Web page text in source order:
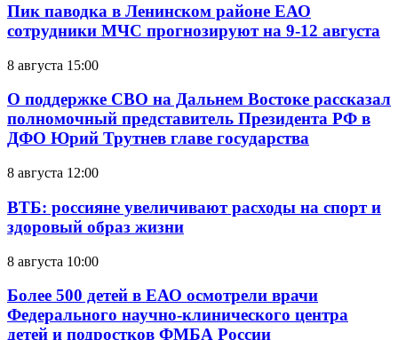
Пик паводка в Ленинском районе ЕАО
сотрудники МЧС прогнозируют на 9-12 августа
8 августа 15:00
О поддержке СВО на Дальнем Востоке рассказал
полномочный представитель Президента РФ в
ДФО Юрий Трутнев главе государства
8 августа 12:00
ВТБ: россияне увеличивают расходы на спорт и
здоровый образ жизни
8 августа 10:00
Более 500 детей в ЕАО осмотрели врачи
Федерального научно-клинического центра
детей и подростков ФМБА России